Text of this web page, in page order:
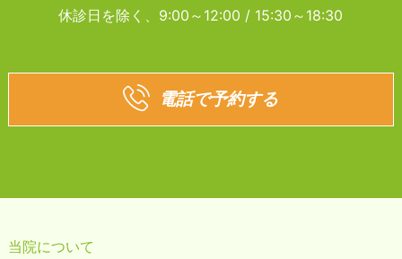
休診日を除く、9:00～12:00 / 15:30～18:30
電話で予約する
当院について